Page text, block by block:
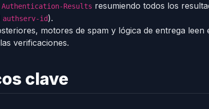
Authentication-Results resumiendo todos los
authserv-id).
motores de spam y lógica de entrega leen
verificaciones.
clave